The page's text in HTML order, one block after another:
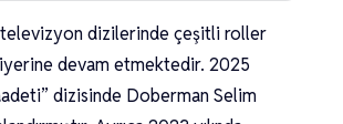
dizilerinde çeşitli roller
devam etmektedir. 2025
dizisinde Doberman Selim